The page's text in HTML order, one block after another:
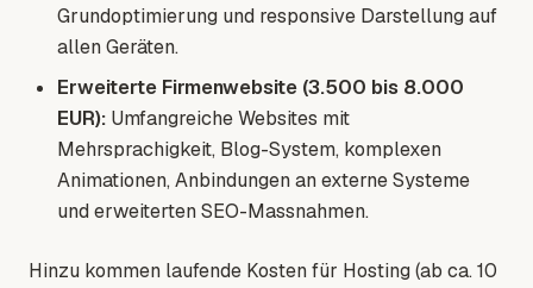
Grundoptimierung und responsive Darstellung auf
allen Geräten.
Erweiterte Firmenwebsite (3.500 bis 8.000
EUR): Umfangreiche Websites mit
Mehrsprachigkeit, Blog-System, komplexen
Animationen, Anbindungen an externe Systeme
und erweiterten SEO-Massnahmen.
Hinzu kommen laufende Kosten für Hosting (ab ca. 10